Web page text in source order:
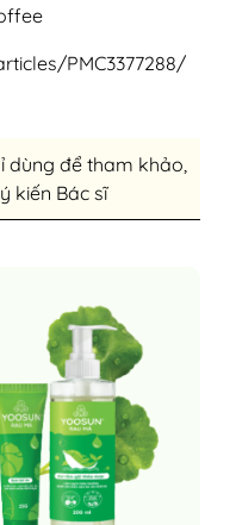
PMC3377288/
dùng để tham khảo,
kiến Bác sĩ